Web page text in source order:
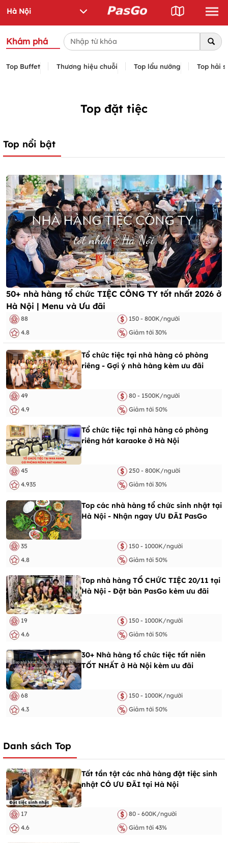
Khám phá
Top Buffet Thương hiệu chuỗi Top lẩu nướng Top hải
Top đặt tiệc
Top nổi bật
50+ nhà hàng tổ chức TIỆC CÔNG TY tốt nhất 2026 ở
Hà Nội | Menu và Ưu đãi
88
150 - 800K/người
4.8
Giảm tới 30%
Tổ chức tiệc tại nhà hàng có phòng
riêng - Gợi ý nhà hàng kèm ưu đãi
49
80 - 1500K/người
4.9
Giảm tới 50%
Tổ chức tiệc tại nhà hàng có phòng
riêng hát karaoke ở Hà Nội
45
250 - 800K/người
4.935
Giảm tới 30%
Top các nhà hàng tổ chức sinh nhật tại
Hà Nội - Nhận ngay ƯU ĐÃI PasGo
35
150 - 1000K/người
4.8
Giảm tới 50%
Top nhà hàng TỔ CHỨC TIỆC 20/11 tại
Hà Nội - Đặt bàn PasGo kèm ưu đãi
19
150 - 1000K/người
4.6
Giảm tới 50%
30+ Nhà hàng tổ chức tiệc tất niên
TỐT NHẤT ở Hà Nội kèm ưu đãi
68
150 - 1000K/người
4.3
Giảm tới 50%
Danh sách Top
Tất tần tật các nhà hàng đặt tiệc sinh
nhật CÓ ƯU ĐÃI tại Hà Nội
17
80 - 600K/người
4.6
Giảm tới 43%